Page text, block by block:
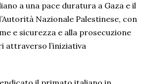
a una pace duratura a Gaza e il
Nazionale Palestinese, con
e sicurezza e alla prosecuzione
attraverso l’iniziativa